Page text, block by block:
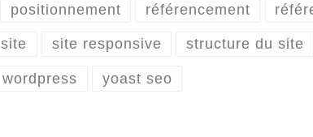
positionnement référencement
site site responsive structure du site
wordpress yoast seo